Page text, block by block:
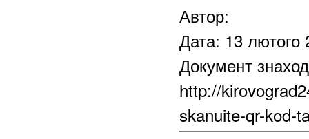
Автор:
Дата: 13 лютого
Документ
http://
skanuite-qr-kod-